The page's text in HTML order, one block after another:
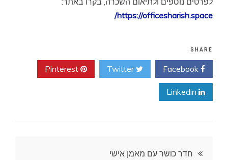
https://officesharish.space
/
SHARE
Twitter
ניווטחדר כושר עם מאמן אישי